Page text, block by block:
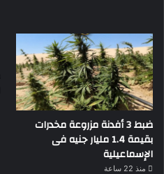
ضبط 3 أفدنة مزروعة مخدرات
بقيمة 1.4 مليار جنيه فى
الإسماعيلية
منذ 22 ساعة